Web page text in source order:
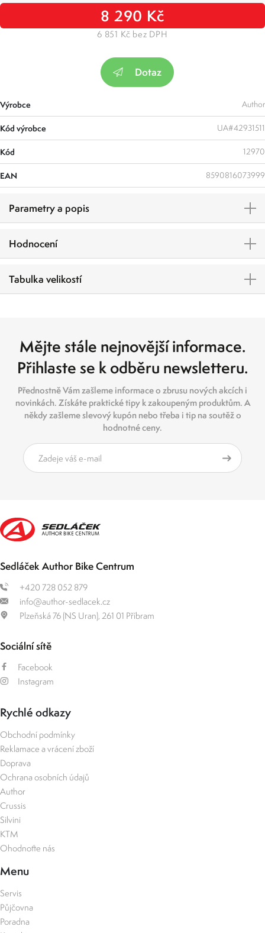
8 290 Kč
6 851 Kč bez DPH
Dotaz
Výrobce Author
Kód výrobce UA#42931511
Kód 12970
EAN 8590816073999
Parametry a popis
Hodnocení
Tabulka velikostí
Mějte stále nejnovější informace.
Přihlaste se k odběru newsletteru.
Přednostně Vám zašleme informace o zbrusu nových akcích i
novinkách. Získáte praktické tipy k zakoupeným produktům. A
někdy zašleme slevový kupón nebo třeba i tip na soutěž o
hodnotné ceny.
Sedláček Author Bike Centrum
+420 728 052 879
info@author-sedlacek.cz
Plzeňská 76 (NS Uran), 261 01 Příbram
Sociální sítě
Facebook
Instagram
Rychlé odkazy
Obchodní podmínky
Reklamace a vrácení zboží
Doprava
Ochrana osobních údajů
Author
Crussis
Silvini
KTM
Ohodnoťte nás
Menu
Servis
Půjčovna
Poradna